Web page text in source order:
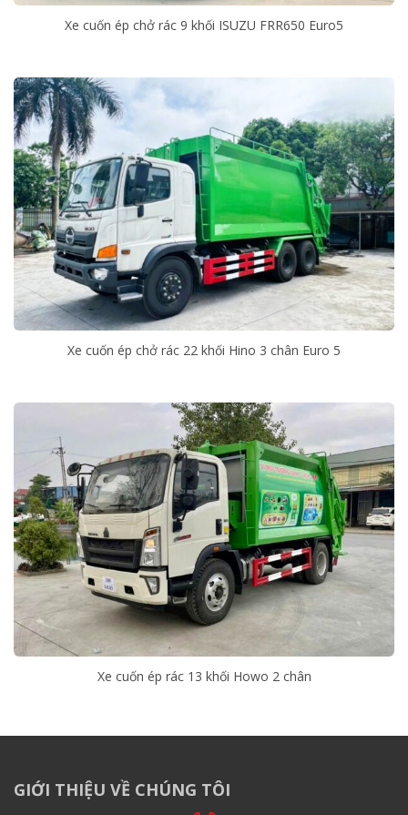
Xe cuốn ép chở rác 9 khối ISUZU FRR650 Euro5
Xe cuốn ép chở rác 22 khối Hino 3 chân Euro 5
Xe cuốn ép rác 13 khối Howo 2 chân
GIỚI THIỆU VỀ CHÚNG TÔI